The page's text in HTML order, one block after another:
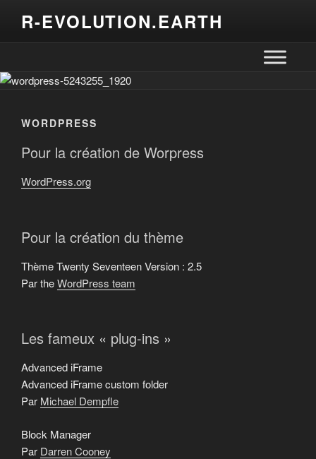
R-EVOLUTION.EARTH
WORDPRESS
Pour la création de Worpress
WordPress.org
Pour la création du thème
Thème Twenty Seventeen Version : 2.5
Par theWordPress team
Les fameux « plug-ins »
Advanced iFrame
Advanced iFrame custom folder
Par Michael Dempfle
Block Manager
Par Darren Cooney